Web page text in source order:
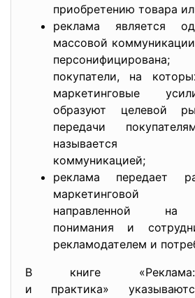
приобретению товара
реклама является
массовой
покупатели, на
маркетинговые
образуют целевой
передачи
называется
коммуникацией;
реклама передает
маркетинговой
направленной на
понимания и
рекламодателем и
В книге
и практика»